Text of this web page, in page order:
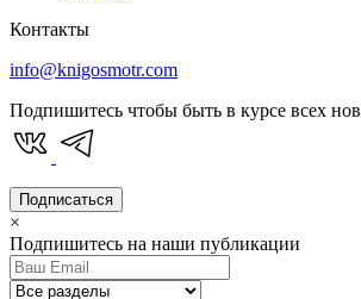
Контакты
info@knigosmotr.com
Подпишитесь чтобы быть в курсе всех
Подписаться
×
Подпишитесь на наши публикации